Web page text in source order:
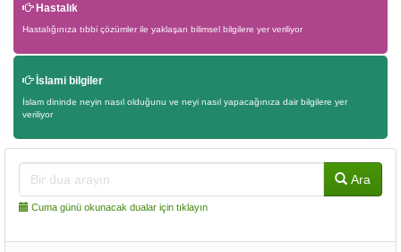
Hastalık
Hastalığınıza tıbbi çözümler ile yaklaşan bilimsel bilgilere yer veriliyor
İslami bilgiler
İslam dininde neyin nasıl olduğunu ve neyi nasıl yapacağınıza dair bilgilere yer
veriliyor
Ara
Cuma günü okunacak dualar için tıklayın